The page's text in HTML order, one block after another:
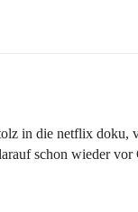
in die netflix doku,
schon wieder